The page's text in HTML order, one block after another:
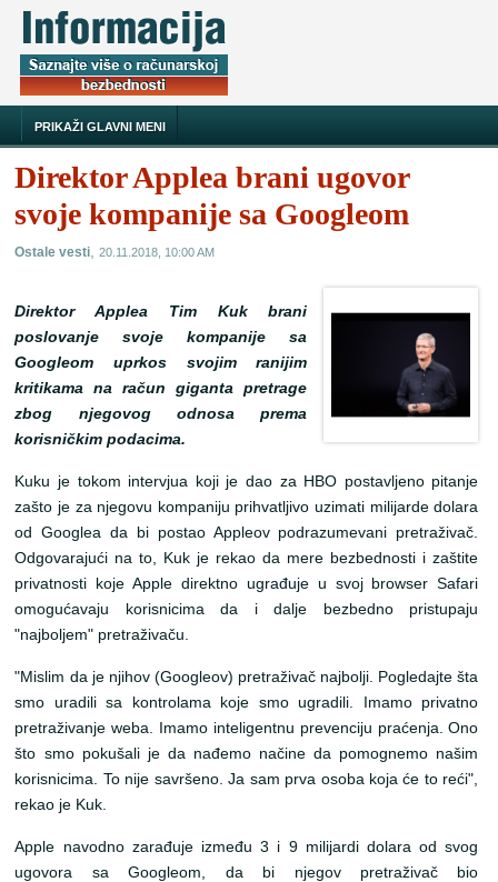
PRIKAŽI GLAVNI MENI
Direktor Applea brani ugovor
svoje kompanije sa Googleom
Ostale vesti,20.11.2018, 10:00 AM
Direktor Applea Tim Kuk brani
poslovanje svoje kompanije sa
Googleom uprkos svojim ranijim
kritikama na račun giganta pretrage
zbog njegovog odnosa prema
korisničkim podacima.
Kuku je tokom intervjua koji je dao za HBO postavljeno pitanje
zašto je za njegovu kompaniju prihvatljivo uzimati milijarde dolara
od Googlea da bi postao Appleov podrazumevani pretraživač.
Odgovarajući na to, Kuk je rekao da mere bezbednosti i zaštite
privatnosti koje Apple direktno ugrađuje u svoj browser Safari
omogućavaju korisnicima da i dalje bezbedno pristupaju
"najboljem" pretraživaču.
"Mislim da je njihov (Googleov) pretraživač najbolji. Pogledajte šta
smo uradili sa kontrolama koje smo ugradili. Imamo privatno
pretraživanje weba. Imamo inteligentnu prevenciju praćenja. Ono
što smo pokušali je da nađemo načine da pomognemo našim
korisnicima. To nije savršeno. Ja sam prva osoba koja će to reći",
rekao je Kuk.
Apple navodno zarađuje između 3 i 9 milijardi dolara od svog
ugovora sa Googleom, da bi njegov pretraživač bio